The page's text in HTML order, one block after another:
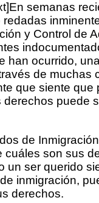
semanas
y Control de
han ocurrido,
de muchas
que siente que
puede
de
son sus
un ser querido
inmigración,
derechos.